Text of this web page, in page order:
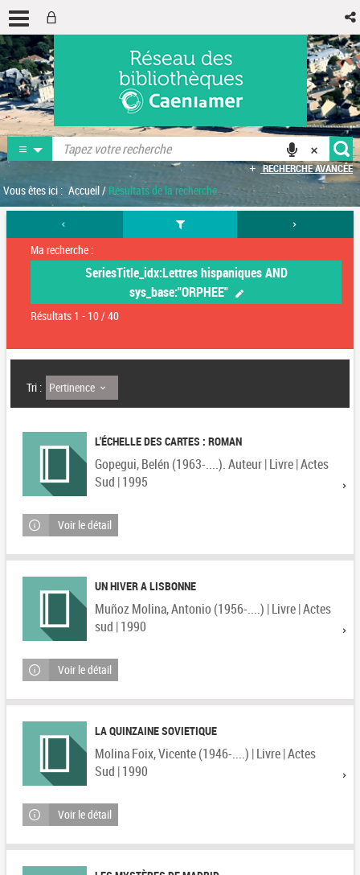
RECHERCHE AVANCÉE
Vous êtes ici : Accueil/ Résultats de la recherche
Ma recherche :
SeriesTitle_idx:Lettres hispaniques AND
sys_base:"ORPHEE"
Résultats 1 - 10/ 40
Tri : Pertinence
L'ÉCHELLE DES CARTES : ROMAN
Gopegui, Belén (1963-....). Auteur | Livre | Actes
Sud | 1995
Voir le détail
UN HIVER A LISBONNE
Muñoz Molina, Antonio (1956-....) | Livre | Actes
sud | 1990
Voir le détail
LA QUINZAINE SOVIETIQUE
Molina Foix, Vicente (1946-....) | Livre | Actes
Sud | 1990
Voir le détail